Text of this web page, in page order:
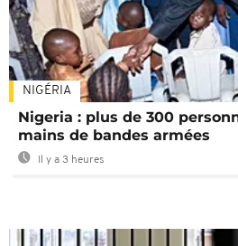
NIGÉRIA
Nigeria : plus de 300
mains de bandes armées
Il y a 3 heures